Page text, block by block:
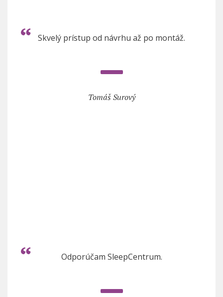
Skvelý prístup od návrhu až po montáž.
Tomáš Surový
Odporúčam SleepCentrum.